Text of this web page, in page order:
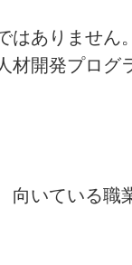
はありません
材開発プログ
向いている職